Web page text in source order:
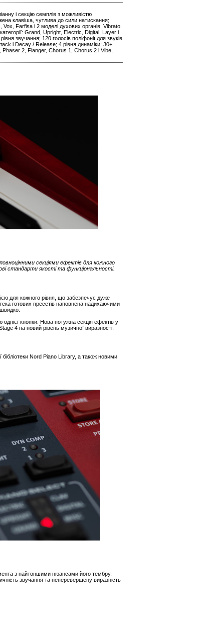
і секцію семплів з можливістю
клавіша, чутлива до сили натискання;
Vox, Farfisa і 2 моделі духових органів, Vibrato
Grand, Upright, Electric, Digital, Layer і
звучання; 120 голосів поліфонії для звуків
і Decay / Release; 4 рівня динаміки; 30+
Phaser 2, Flanger, Chorus 1, Chorus 2 і Vibe,
секціями ефектів для кожного
стандарти якості та функціональності.
для кожного рівня, що забезпечує дуже
готових пресетів наповнена надихаючими
кнопки. Нова потужна секція ефектів у
4 на новий рівень музичної виразності.
Nord Piano Library, а також новими
з найтоншими нюансами його тембру.
звучання та неперевершену виразність